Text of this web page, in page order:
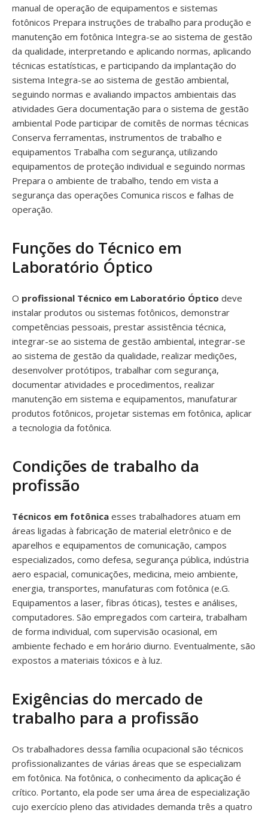
manual de operação de equipamentos e sistemas
fotônicos Prepara instruções de trabalho para produção e
manutenção em fotônica Integra-se ao sistema de gestão
da qualidade, interpretando e aplicando normas, aplicando
técnicas estatísticas, e participando da implantação do
sistema Integra-se ao sistema de gestão ambiental,
seguindo normas e avaliando impactos ambientais das
atividades Gera documentação para o sistema de gestão
ambiental Pode participar de comitês de normas técnicas
Conserva ferramentas, instrumentos de trabalho e
equipamentos Trabalha com segurança, utilizando
equipamentos de proteção individual e seguindo normas
Prepara o ambiente de trabalho, tendo em vista a
segurança das operações Comunica riscos e falhas de
operação.
Funções do Técnico em
Laboratório Óptico
O profissional Técnico em Laboratório Óptico deve
instalar produtos ou sistemas fotônicos, demonstrar
competências pessoais, prestar assistência técnica,
integrar-se ao sistema de gestão ambiental, integrar-se
ao sistema de gestão da qualidade, realizar medições,
desenvolver protótipos, trabalhar com segurança,
documentar atividades e procedimentos, realizar
manutenção em sistema e equipamentos, manufaturar
produtos fotônicos, projetar sistemas em fotônica, aplicar
a tecnologia da fotônica.
Condições de trabalho da
profissão
Técnicos em fotônica esses trabalhadores atuam em
áreas ligadas à fabricação de material eletrônico e de
aparelhos e equipamentos de comunicação, campos
especializados, como defesa, segurança pública, indústria
aero espacial, comunicações, medicina, meio ambiente,
energia, transportes, manufaturas com fotônica (e.G.
Equipamentos a laser, fibras óticas), testes e análises,
computadores. São empregados com carteira, trabalham
de forma individual, com supervisão ocasional, em
ambiente fechado e em horário diurno. Eventualmente, são
expostos a materiais tóxicos e à luz.
Exigências do mercado de
trabalho para a profissão
Os trabalhadores dessa família ocupacional são técnicos
profissionalizantes de várias áreas que se especializam
em fotônica. Na fotônica, o conhecimento da aplicação é
crítico. Portanto, ela pode ser uma área de especialização
cujo exercício pleno das atividades demanda três a quatro